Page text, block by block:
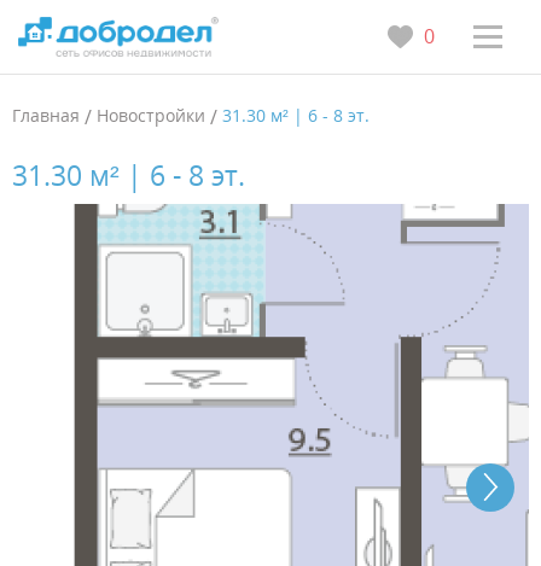
0
Главная / Новостройки / 31.30 м² | 6 - 8 эт.
31.30 м² | 6 - 8 эт.